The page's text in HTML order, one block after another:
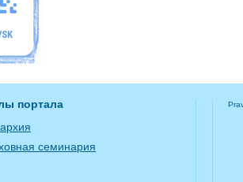
портала
семинария